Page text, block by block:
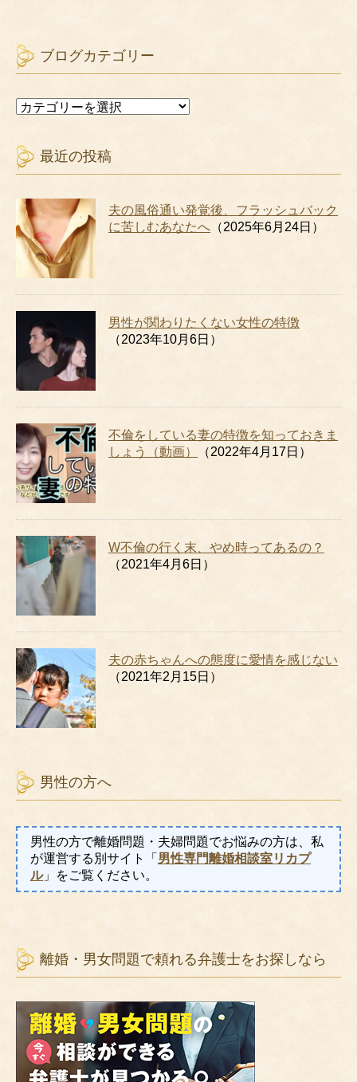
ブログカテゴリー
ブ
カ
テ
リ
ー
最近の投稿
夫の風俗通い発覚後、フラッシュバック
に苦しむあなたへ （2025年6月24日）
男性が関わりたくない女性の特徴
（2023年10月6日）
不倫をしている妻の特徴を知っておきま
しょう（動画）
（2022年4月17日）
W不倫の行く末、やめ時ってあるの？
（2021年4月6日）
夫の赤ちゃんへの態度に愛情を感じない
（2021年2月15日）
男性の方へ
男性の方で離婚問題・夫婦問題でお悩みの方は、私
が運営する別サイト「 男性専門離婚相談室リカプ
ル」をご覧ください。
離婚・男女問題で頼れる弁護士をお探しなら